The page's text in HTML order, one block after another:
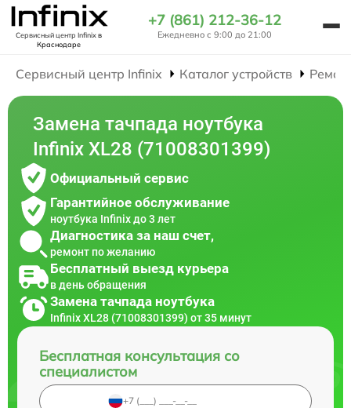
Сервисный центр Infinixв
Краснодаре
+7 (861) 212-36-12
Ежедневно с 9:00 до 21:00
Сервисный центр Infinix Каталог устройств
Замена тачпада ноутбука
Infinix XL28 (71008301399)
Официальный сервис
Гарантийное обслуживание
ноутбука Infinix до 3 лет
Диагностика за наш счет,
ремонт по желанию
Бесплатный выезд курьера
в день обращения
Замена тачпада ноутбука
Infinix XL28 (71008301399) от 35 минут
Бесплатная консультация со
специалистом